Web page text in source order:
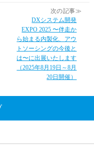
次の記事≫
DXシステム開発
EXPO 2025 〜伴走か
ら始まる内製化、アウ
トソーシングの今後と
は〜に出展いたします
（2025年8月19日～8月
20日開催）